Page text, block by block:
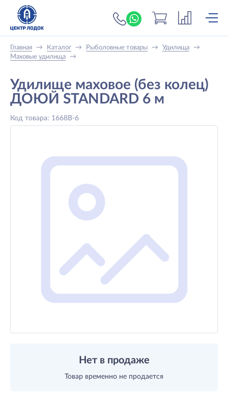
+7 (919) 698-56-
Главная → Каталог → Рыболовные товары → Удилища
→
Маховые удилища
→
Удилище маховое (без колец)
ДОЮЙ STANDARD 6 м
Код товара: 1668B-6
Нет в продаже
Товар временно не продается